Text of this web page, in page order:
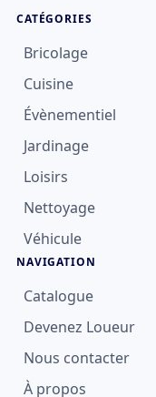
CATÉGORIES
Bricolage
Cuisine
Évènementiel
Jardinage
Loisirs
Nettoyage
Véhicule
NAVIGATION
Catalogue
Devenez Loueur
Nous contacter
À propos